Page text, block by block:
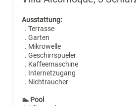
Ausstattung:
. Terrasse
. Garten
. Mikrowelle
. Geschirrspueler
. Kaffeemaschine
. Internetzugang
. Nichtraucher
🏊 Pool